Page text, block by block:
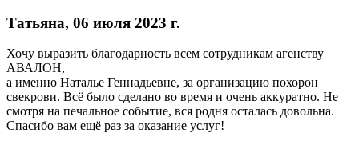
Татьяна, 06 июля 2023 г.
Хочу выразить благодарность всем сотрудникам агенству
АВАЛОН,
а именно Наталье Геннадьевне, за организацию похорон
свекрови. Всё было сделано во время и очень аккуратно. Не
смотря на печальное событие, вся родня осталась довольна.
Спасибо вам ещё раз за оказание услуг!